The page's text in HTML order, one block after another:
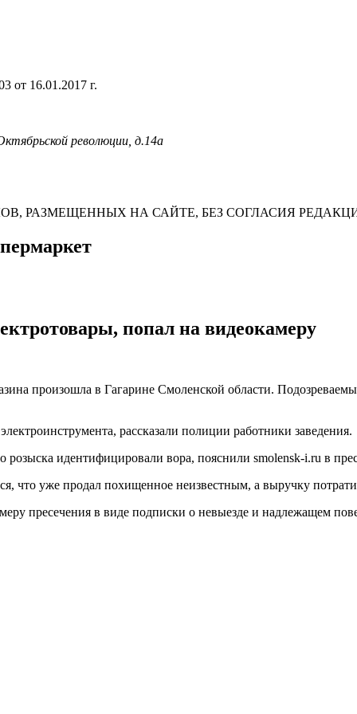
от 16.01.2017 г.
революции, д.14а
РАЗМЕЩЕННЫХ НА САЙТЕ, БЕЗ СОГЛАСИЯ
попал на видеокамеру
произошла в Гагарине Смоленской области.
рассказали полиции работники заведения.
розыска идентифицировали вора, пояснили smolensk-i.ru в
что уже продал похищенное неизвестным, а выручку
пресечения в виде подписки о невыезде и надлежащем